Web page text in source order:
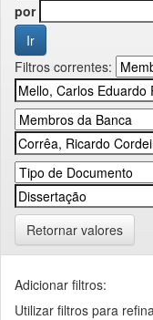
por
Filtros correntes:
Retornar valores
Adicionar filtros:
Utilizar filtros para